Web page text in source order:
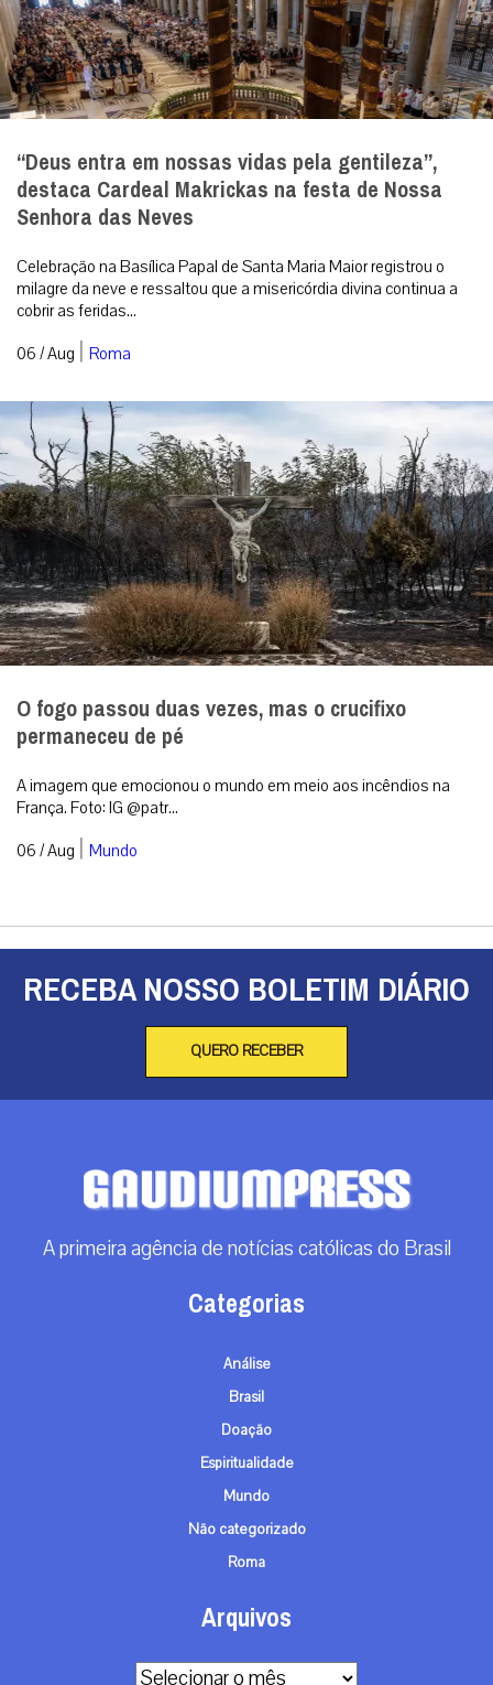
“Deus entra em nossas vidas pela gentileza”,
destaca Cardeal Makrickas na festa de Nossa
Senhora das Neves
Celebração na Basílica Papal de Santa Maria Maior registrou o
milagre da neve e ressaltou que a misericórdia divina continua a
cobrir as feridas...
06 / Aug | Roma
O fogo passou duas vezes, mas o crucifixo
permaneceu de pé
A imagem que emocionou o mundo em meio aos incêndios na
França. Foto: IG @patr...
06 / Aug | Mundo
RECEBA NOSSO BOLETIM DIÁRIO
QUERO RECEBER
A primeira agência de notícias católicas do Brasil
Categorias
Análise
Brasil
Doação
Espiritualidade
Mundo
Não categorizado
Roma
Arquivos
Arquivos